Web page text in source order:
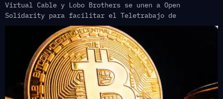
Virtual Cable y Lobo Brothers se unen a Open
Solidarity para facilitar el Teletrabajo de